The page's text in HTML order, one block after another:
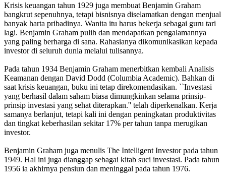
Krisis keuangan tahun 1929 juga membuat Benjamin Graham
bangkrut sepenuhnya, tetapi bisnisnya diselamatkan dengan menjual
banyak harta pribadinya. Wanita itu harus bekerja sebagai guru tari
lagi. Benjamin Graham pulih dan mendapatkan pengalamannya
yang paling berharga di sana. Rahasianya dikomunikasikan kepada
investor di seluruh dunia melalui tulisannya.
Pada tahun 1934 Benjamin Graham menerbitkan kembali Analisis
Keamanan dengan David Dodd (Columbia Academic). Bahkan di
saat krisis keuangan, buku ini tetap direkomendasikan. ``Investasi
yang berhasil dalam saham biasa dimungkinkan selama prinsip-
prinsip investasi yang sehat diterapkan.'' telah diperkenalkan. Kerja
samanya berlanjut, tetapi kali ini dengan peningkatan produktivitas
dan tingkat keberhasilan sekitar 17% per tahun tanpa merugikan
investor.
Benjamin Graham juga menulis The Intelligent Investor pada tahun
1949. Hal ini juga dianggap sebagai kitab suci investasi. Pada tahun
1956 ia akhirnya pensiun dan meninggal pada tahun 1976.